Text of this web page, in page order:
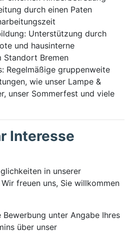
durch einen Paten
Unterstützung durch
und hausinterne
Standort Bremen
Regelmäßige gruppenweite
wie unser Lampe &
unser Sommerfest und viele
Interesse
in unserer
freuen uns, Sie willkommen
unter An­gabe Ihres
über unser